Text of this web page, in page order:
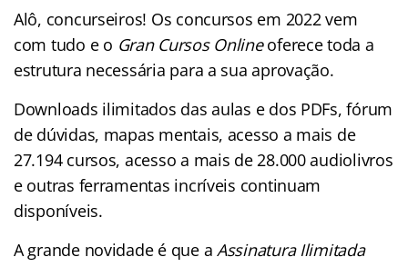
Alô, concurseiros! Os concursos em 2022 vem
com tudo e o Gran Cursos Onlineoferece toda a
estrutura necessária para a sua aprovação.
Downloads ilimitados das aulas e dos PDFs, fórum
de dúvidas, mapas mentais, acesso a mais de
27.194 cursos, acesso a mais de 28.000 audiolivros
e outras ferramentas incríveis continuam
disponíveis.
A grande novidade é que a Assinatura Ilimitada